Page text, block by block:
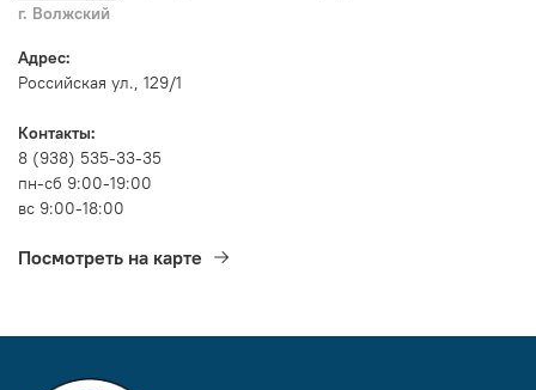
г. Волжский
Адрес:
Российская ул., 129/1
Контакты:
8 (938) 535-33-35
пн-сб 9:00-19:00
вс 9:00-18:00
Посмотреть на карте